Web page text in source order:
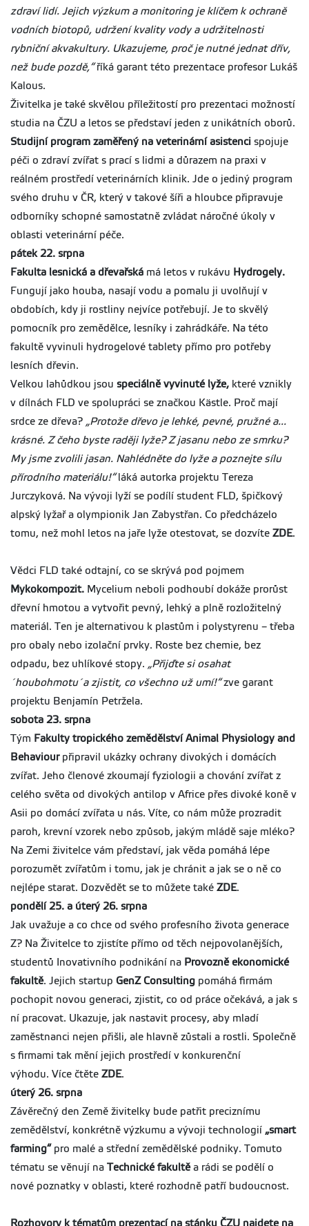
zdraví lidí. Jejich výzkum a monitoring je klíčem k ochraně
vodních biotopů, udržení kvality vody a udržitelnosti
rybniční akvakultury. Ukazujeme, proč je nutné jednat dřív,
než bude pozdě,“říká garant této prezentace profesor Lukáš
Kalous.
Živitelka je také skvělou příležitostí pro prezentaci možností
studia na ČZU a letos se představí jeden z unikátních oborů.
Studijní program zaměřený na veterinární asistenci spojuje
péči o zdraví zvířat s prací s lidmi a důrazem na praxi v
reálném prostředí veterinárních klinik. Jde o jediný program
svého druhu v ČR, který v takové šíři a hloubce připravuje
odborníky schopné samostatně zvládat náročné úkoly v
oblasti veterinární péče.
pátek 22. srpna
Fakulta lesnická a dřevařská má letos v rukávu Hydrogely.
Fungují jako houba, nasají vodu a pomalu ji uvolňují v
obdobích, kdy ji rostliny nejvíce potřebují. Je to skvělý
pomocník pro zemědělce, lesníky i zahrádkáře. Na této
fakultě vyvinuli hydrogelové tablety přímo pro potřeby
lesních dřevin.
Velkou lahůdkou jsou speciálně vyvinuté lyže, které vznikly
v dílnách FLD ve spolupráci se značkou Kästle. Proč mají
srdce ze dřeva? „Protože dřevo je lehké, pevné, pružné a...
krásné. Z čeho byste raději lyže? Z jasanu nebo ze smrku?
My jsme zvolili jasan. Nahlédněte do lyže a poznejte sílu
přírodního materiálu!“ láká autorka projektu Tereza
Jurczyková. Na vývoji lyží se podílí student FLD, špičkový
alpský lyžař a olympionik Jan Zabystřan. Co předcházelo
tomu, než mohl letos na jaře lyže otestovat, se dozvíte ZDE.
Vědci FLD také odtajní, co se skrývá pod pojmem
Mykokompozit. Mycelium neboli podhoubí dokáže prorůst
dřevní hmotou a vytvořit pevný, lehký a plně rozložitelný
materiál. Ten je alternativou k plastům i polystyrenu – třeba
pro obaly nebo izolační prvky. Roste bez chemie, bez
odpadu, bez uhlíkové stopy. „Přijďte si osahat
´houbohmotu´a zjistit, co všechno už umí!“zve garant
projektu Benjamín Petržela.
sobota 23. srpna
Tým Fakulty tropického zemědělství Animal Physiology and
Behaviourpřipravil ukázky ochrany divokých i domácích
zvířat. Jeho členové zkoumají fyziologii a chování zvířat z
celého světa od divokých antilop v Africe přes divoké koně v
Asii po domácí zvířata u nás. Víte, co nám může prozradit
paroh, krevní vzorek nebo způsob, jakým mládě saje mléko?
Na Zemi živitelce vám představí, jak věda pomáhá lépe
porozumět zvířatům i tomu, jak je chránit a jak se o ně co
nejlépe starat. Dozvědět se to můžete také ZDE.
pondělí 25. a úterý 26. srpna
Jak uvažuje a co chce od svého profesního života generace
Z? Na Živitelce to zjistíte přímo od těch nejpovolanějších,
studentů Inovativního podnikání na Provozně ekonomické
fakultě. Jejich startup GenZ Consulting pomáhá firmám
pochopit novou generaci, zjistit, co od práce očekává, a jak s
ní pracovat. Ukazuje, jak nastavit procesy, aby mladí
zaměstnanci nejen přišli, ale hlavně zůstali a rostli. Společně
s firmami tak mění jejich prostředí v konkurenční
výhodu. Více čtěte ZDE.
úterý 26. srpna
Závěrečný den Země živitelky bude patřit preciznímu
zemědělství, konkrétně výzkumu a vývoji technologií „smart
farming“ pro malé a střední zemědělské podniky. Tomuto
tématu se věnují na Technické fakultěa rádi se podělí o
nové poznatky v oblasti, které rozhodně patří budoucnost.
Rozhovory k tématům prezentací na stánku ČZU najdete na